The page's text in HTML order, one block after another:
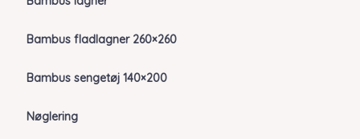
Bambus fladlagner 260×260
Bambus sengetøj 140×200
Nøglering